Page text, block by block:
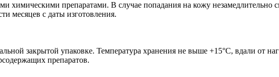
химическими препаратами. В случае попадания на кожу
месяцев с даты изготовления.
закрытой упаковке. Температура хранения не выше +15°С, вдали от
препаратов.